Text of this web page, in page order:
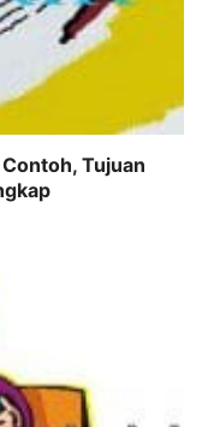
Tujuan